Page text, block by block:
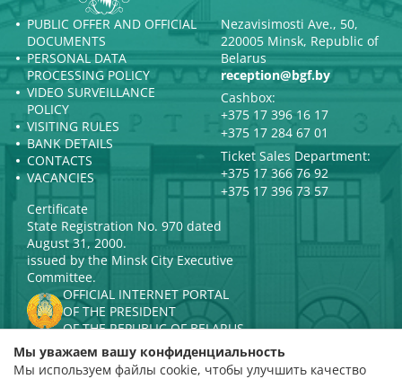
PUBLIC OFFER AND OFFICIAL
DOCUMENTS
PERSONAL DATA
PROCESSING POLICY
VIDEO SURVEILLANCE
POLICY
VISITING RULES
BANK DETAILS
CONTACTS
VACANCIES
Nezavisimosti Ave., 50,
220005 Minsk, Republic of
Belarus
reception@bgf.by
Cashbox:
+375 17 396 16 17
+375 17 284 67 01
Ticket Sales Department:
+375 17 366 76 92
+375 17 396 73 57
Certificate
State Registration No. 970 dated
August 31, 2000.
issued by the Minsk City Executive
Committee.
OFFICIAL INTERNET PORTAL
OF THE PRESIDENT
OF THE REPUBLIC OF BELARUS
MINISTRY OF CULTURE OF THE
REPUBLIC OF BELARUS
Мы уважаем вашу конфиденциальность
Мы используем файлы cookie, чтобы улучшить качество